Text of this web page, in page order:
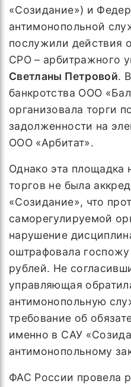
«Созидание») и
антимонопольной
послужили действия
СРО – арбитражного
Светланы Петровой.
банкротства ООО
организовала торги
задолженности на
ООО «Арбитат».
Однако эта площадка
торгов не была
«Созидание», что
саморегулируемой
нарушение
оштрафовала
рублей. Не
управляющая
антимонопольную
требование об
именно в САУ
антимонопольному
ФАС России провела